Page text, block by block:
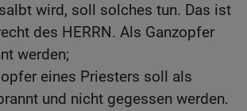
wird, soll solches tun. Das ist
des HERRN. Als Ganzopfer
werden;
eines Priesters soll als
und nicht gegessen werden.